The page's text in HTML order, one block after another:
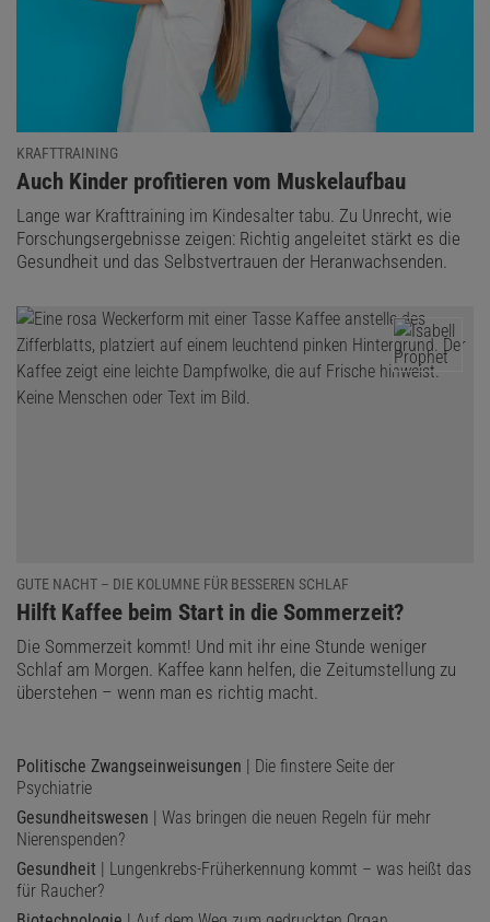
KRAFTTRAINING
:
Auch Kinder profitieren vom Muskelaufbau
Lange war Krafttraining im Kindesalter tabu. Zu Unrecht, wie
Forschungsergebnisse zeigen: Richtig angeleitet stärkt es die
Gesundheit und das Selbstvertrauen der Heranwachsenden.
GUTE NACHT – DIE KOLUMNE FÜR BESSEREN SCHLAF
:
Hilft Kaffee beim Start in die Sommerzeit?
Die Sommerzeit kommt! Und mit ihr eine Stunde weniger
Schlaf am Morgen. Kaffee kann helfen, die Zeitumstellung zu
überstehen – wenn man es richtig macht.
Politische Zwangseinweisungen | Die finstere Seite der
Psychiatrie
Gesundheitswesen | Was bringen die neuen Regeln für mehr
Nierenspenden?
Gesundheit | Lungenkrebs-Früherkennung kommt – was heißt das
für Raucher?